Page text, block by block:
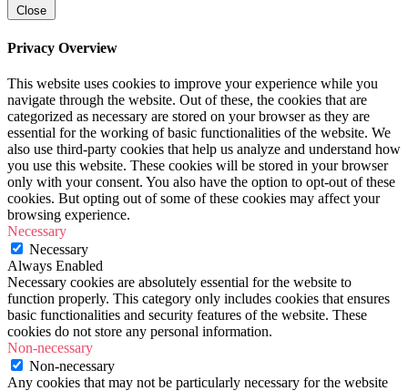
Close
Privacy Overview
This website uses cookies to improve your experience while you
navigate through the website. Out of these, the cookies that are
categorized as necessary are stored on your browser as they are
essential for the working of basic functionalities of the website. We
also use third-party cookies that help us analyze and understand how
you use this website. These cookies will be stored in your browser
only with your consent. You also have the option to opt-out of these
cookies. But opting out of some of these cookies may affect your
browsing experience.
Necessary
Necessary
Always Enabled
Necessary cookies are absolutely essential for the website to
function properly. This category only includes cookies that ensures
basic functionalities and security features of the website. These
cookies do not store any personal information.
Non-necessary
Non-necessary
Any cookies that may not be particularly necessary for the website